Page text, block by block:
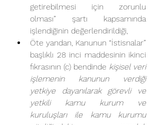
getirebilmesi için zorunlu
olması” şartı kapsamında
işlendiğinin değerlendirildiği,
Öte yandan, Kanunun “İstisnalar”
başlıklı 28 inci maddesinin ikinci
fıkrasının (c) bendinde kişisel veri
işlemenin kanunun verdiği
yetkiye dayanılarak görevli ve
yetkili kamu kurum ve
kuruluşları ile kamu kurumu